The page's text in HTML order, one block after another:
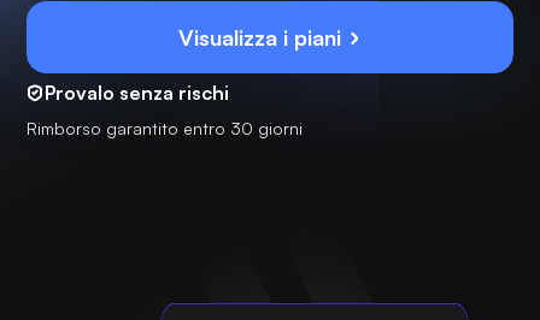
Visualizza i piani
Provalo senza rischi
Rimborso garantito entro 30 giorni